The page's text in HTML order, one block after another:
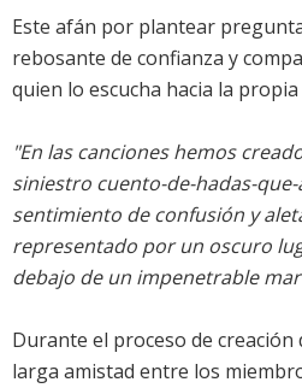
Este afán por plantear
rebosante de confianza y
quien lo escucha hacia la
"En las canciones hemos
siniestro cuento-de-hadas-
sentimiento de confusión y
representado por un oscuro
debajo de un impenetrable
Durante el proceso de creación
larga amistad entre los